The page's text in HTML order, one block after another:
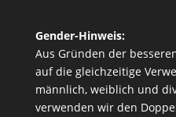
Gender-Hinweis:
Aus Gründen der
auf die gleichzeitige
männlich, weiblich und
verwenden wir den